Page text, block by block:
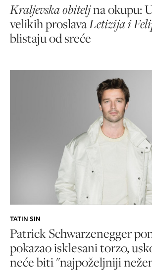
Kraljevska obiteljna okupu:
velikih proslavaLetizija i
blistaju od sreće
TATIN SIN
Patrick Schwarzenegger
pokazao isklesani torzo,
neće biti "najpoželjniji